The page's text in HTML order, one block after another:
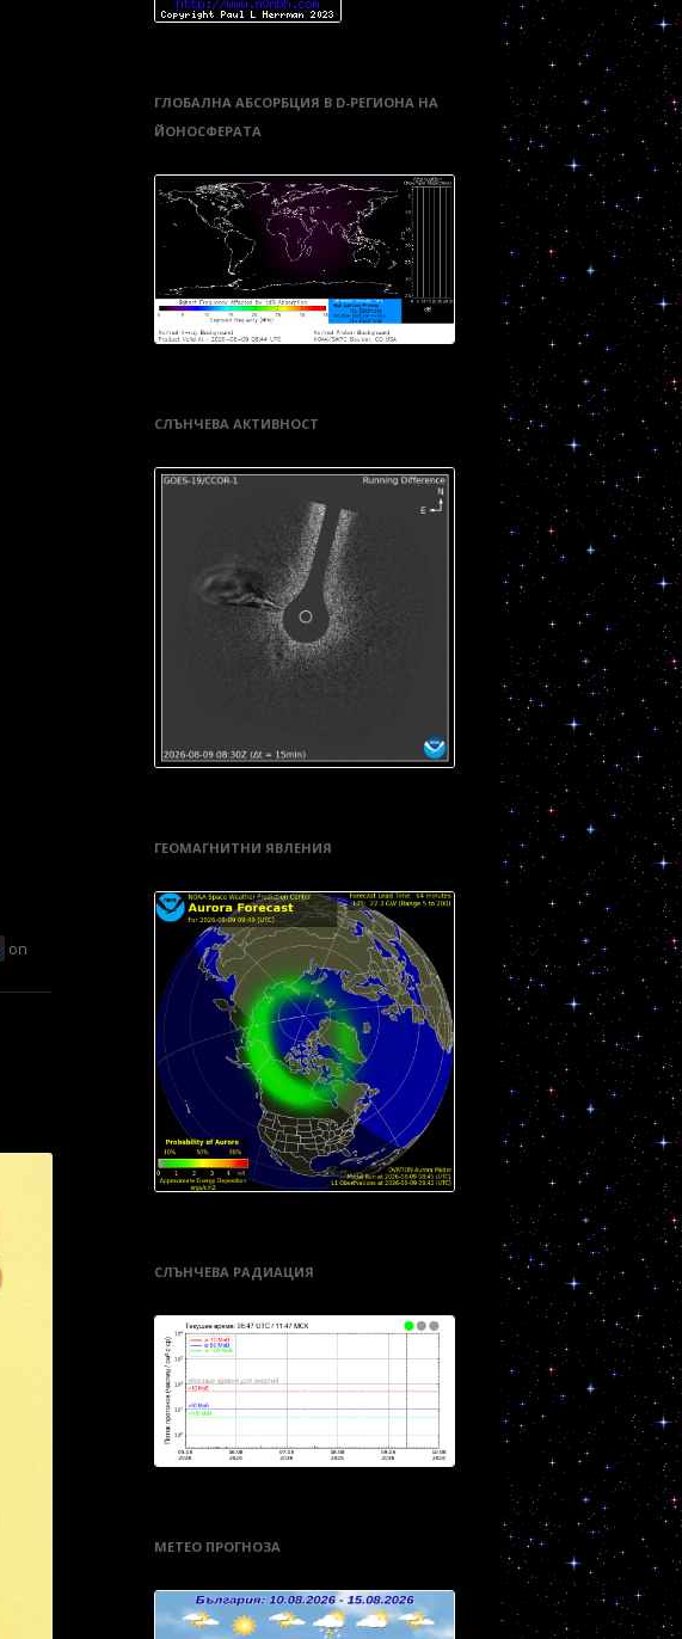
on
ГЛОБАЛНА АБСОРБЦИЯ В D-РЕГИОНА НА
ЙОНОСФЕРАТА
СЛЪНЧЕВА АКТИВНОСТ
ГЕОМАГНИТНИ ЯВЛЕНИЯ
СЛЪНЧЕВА РАДИАЦИЯ
МЕТЕО ПРОГНОЗА